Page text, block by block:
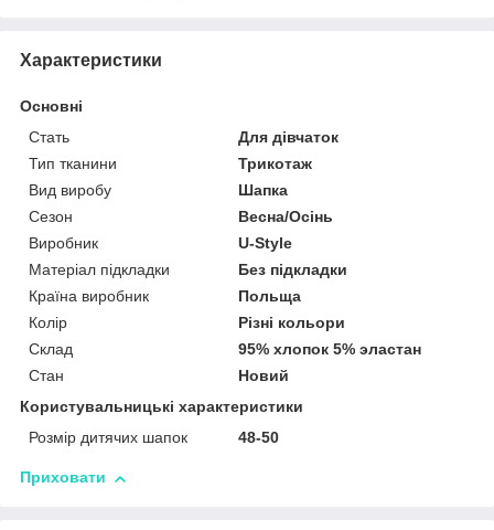
Характеристики
Основні
Стать
Для дівчаток
Тип тканини
Трикотаж
Вид виробу
Шапка
Сезон
Весна/Осінь
Виробник
U-Style
Матеріал підкладки
Без підкладки
Країна виробник
Польща
Колір
Різні кольори
Склад
95% хлопок 5% эластан
Стан
Новий
Користувальницькі характеристики
Розмір дитячих шапок
48-50
Приховати